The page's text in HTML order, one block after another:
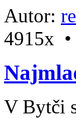
Autor:
4915x •
V Bytči